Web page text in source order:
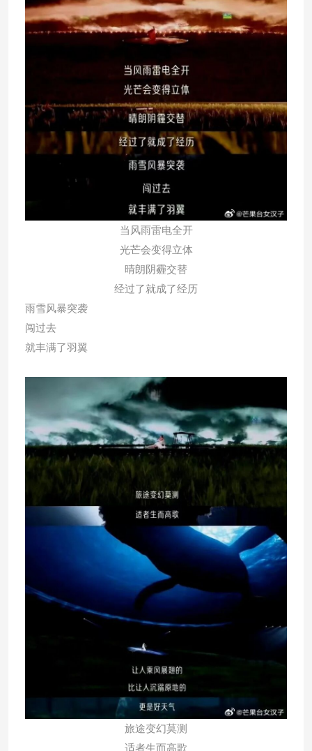
当风雨雷电全开
光芒会变得立体
晴朗阴霾交替
经过了就成了经历
雨雪风暴突袭
闯过去
就丰满了羽翼
旅途变幻莫测
适者生而高歌